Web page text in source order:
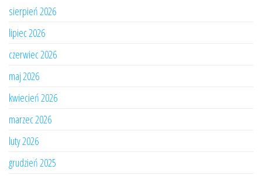
sierpień 2026
lipiec 2026
czerwiec 2026
maj 2026
kwiecień 2026
marzec 2026
luty 2026
grudzień 2025